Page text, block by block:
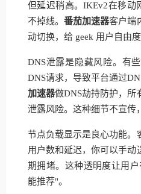
但延迟稍高。IKEv2在移动
不掉线。番茄加速器客户端
动切换，给 geek 用户自由度
DNS泄露是隐藏风险。有
DNS请求，导致平台通过
加速器做DNS劫持防护，所
泄露风险。这种细节不宣传
节点负载显示是良心功能。
用户数和延迟，你可以手动
期拥堵。这种透明度让用
能推荐"。